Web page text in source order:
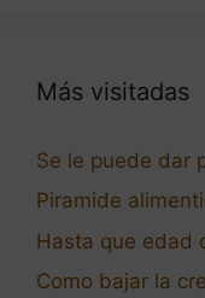
Más visitadas
Se le puede dar
Piramide
Hasta que edad
Como bajar la